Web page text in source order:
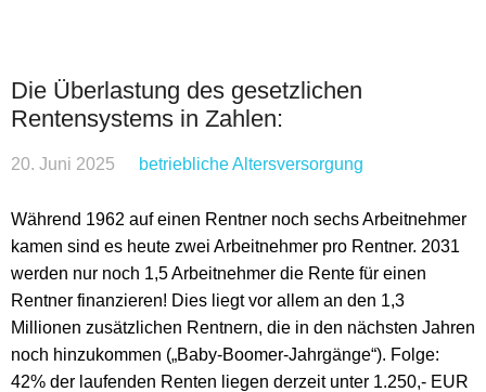
Die Überlastung des gesetzlichen
Rentensystems in Zahlen:
20. Juni 2025 betriebliche Altersversorgung
Während 1962 auf einen Rentner noch sechs Arbeitnehmer
kamen sind es heute zwei Arbeitnehmer pro Rentner. 2031
werden nur noch 1,5 Arbeitnehmer die Rente für einen
Rentner finanzieren! Dies liegt vor allem an den 1,3
Millionen zusätzlichen Rentnern, die in den nächsten Jahren
noch hinzukommen („Baby-Boomer-Jahrgänge“). Folge:
42% der laufenden Renten liegen derzeit unter 1.250,- EUR